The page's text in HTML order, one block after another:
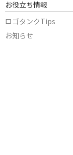
お役立ち情報
ロゴタンクTips
お知らせ